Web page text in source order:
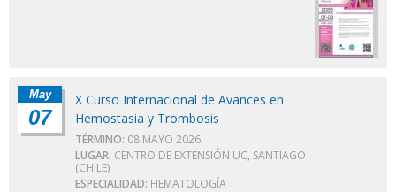
May
07
X Curso Internacional de Avances en
Hemostasia y Trombosis
TÉRMINO: 08 MAYO 2026
LUGAR: CENTRO DE EXTENSIÓN UC, SANTIAGO
(CHILE)
ESPECIALIDAD: HEMATOLOGÍA